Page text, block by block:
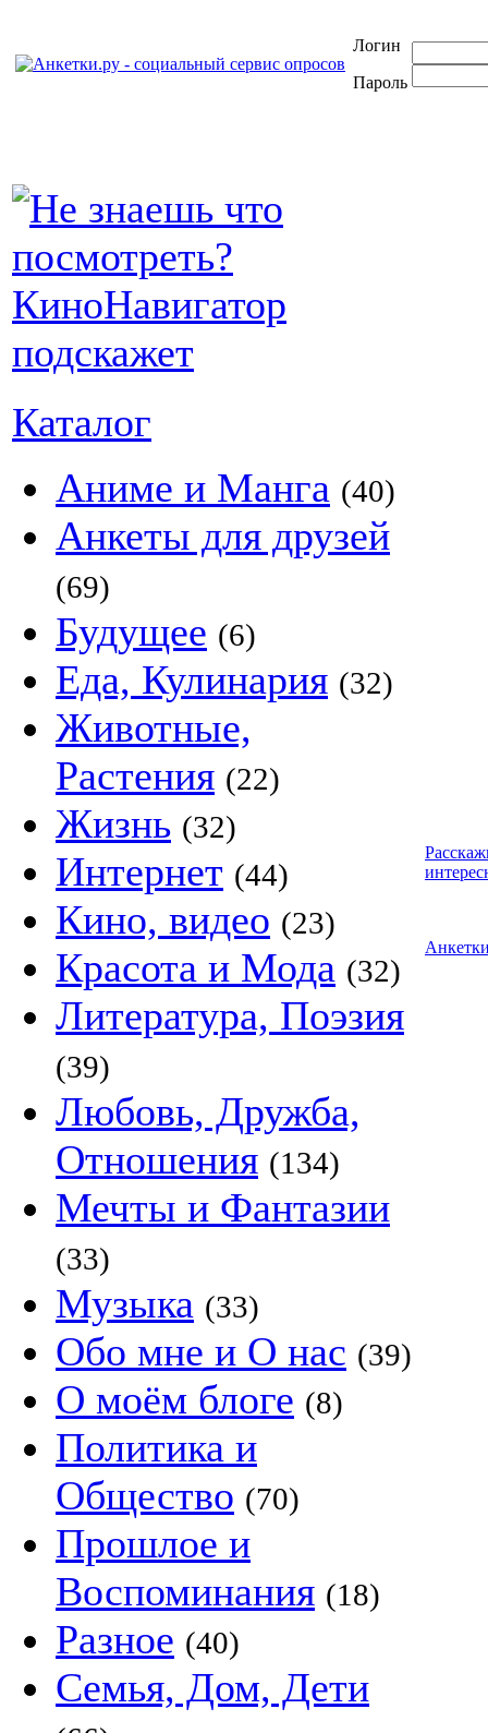
Логин
Пароль
Каталог
Аниме и Манга (40)
Анкеты для друзей
(69)
Будущее (6)
Еда, Кулинария (32)
Животные,
Растения (22)
Жизнь (32)
Интернет (44)
Кино, видео (23)
Красота и Мода (32)
Литература, Поэзия
(39)
Любовь, Дружба,
Отношения (134)
Мечты и Фантазии
(33)
Музыка (33)
Обо мне и О нас (39)
О моём блоге (8)
Политика и
Общество (70)
Прошлое и
Воспоминания (18)
Разное (40)
Семья, Дом, Дети